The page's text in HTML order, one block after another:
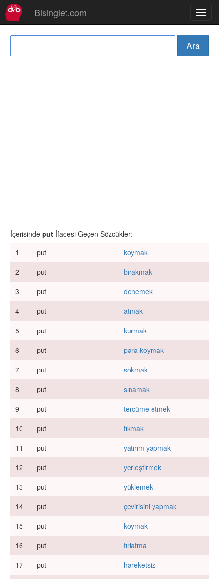
Bisinglet.com
İçerisinde put İfadesi Geçen Sözcükler:
1
put
koymak
2
put
bırakmak
3
put
denemek
4
put
atmak
5
put
kurmak
6
put
para koymak
7
put
sokmak
8
put
sınamak
9
put
tercüme etmek
10
put
tıkmak
11
put
yatırım yapmak
12
put
yerleştirmek
13
put
yüklemek
14
put
çevirisini yapmak
15
put
koymak
16
put
fırlatma
17
put
hareketsiz